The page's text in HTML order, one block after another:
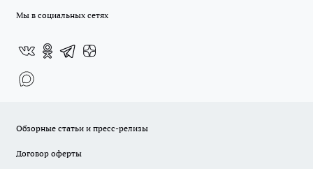
Мы в социальных сетях
Обзорные статьи и пресс-релизы
Договор оферты